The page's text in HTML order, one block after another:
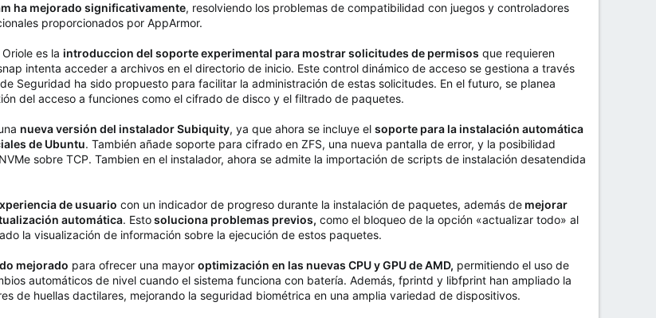
ha mejorado significativamente, resolviendo los problemas de compatibilidad con juegos y controladores
proporcionados por AppArmor.
es la introduccion del soporte experimental para mostrar solicitudes de permisos que requieren
intenta acceder a archivos en el directorio de inicio. Este control dinámico de acceso se gestiona a través
Seguridad ha sido propuesto para facilitar la administración de estas solicitudes. En el futuro, se planea
del acceso a funciones como el cifrado de disco y el filtrado de paquetes.
nueva versión del instalador Subiquity, ya que ahora se incluye el soporte para la instalación automática
de Ubuntu. También añade soporte para cifrado en ZFS, una nueva pantalla de error, y la posibilidad
sobre TCP. Tambien en el instalador, ahora se admite la importación de scripts de instalación desatendida
de usuario con un indicador de progreso durante la instalación de paquetes, además de mejorar
automática. Estosoluciona problemas previos, como el bloqueo de la opción «actualizar todo» al
la visualización de información sobre la ejecución de estos paquetes.
mejorado para ofrecer una mayor optimización en las nuevas CPU y GPU de AMD, permitiendo el uso de
automáticos de nivel cuando el sistema funciona con batería. Además, fprintd y libfprint han ampliado la
de huellas dactilares, mejorando la seguridad biométrica en una amplia variedad de dispositivos.